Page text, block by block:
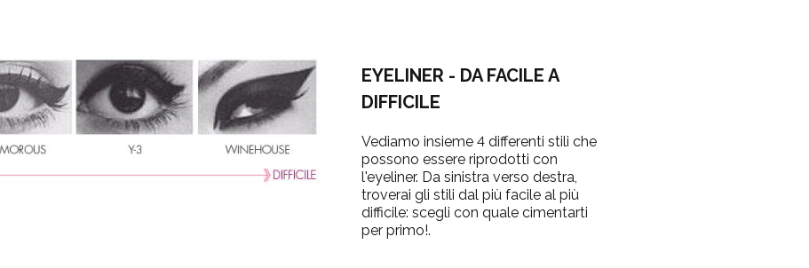
EYELINER - DA FACILE A
DIFFICILE
Vediamo insieme 4 differenti stili che
possono essere riprodotti con
l'eyeliner. Da sinistra verso destra,
troverai gli stili dal più facile al più
difficile: scegli con quale cimentarti
per primo!.